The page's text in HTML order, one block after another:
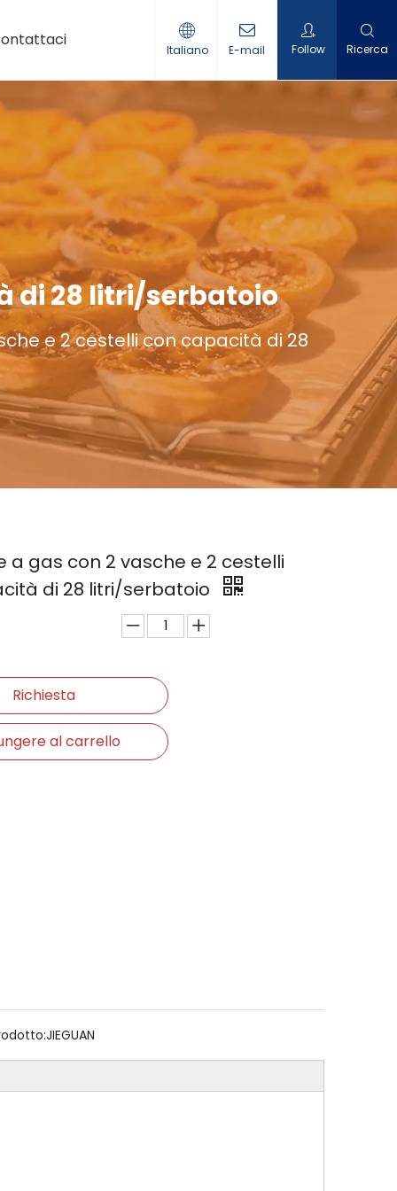
Italiano E-mail Follow Ricerca
di 28 litri/serbatoio
e 2 cestelli con capacità di 28
a gas con 2 vasche e 2 cestelli
di 28 litri/serbatoio
Richiesta
al carrello
JIEGUAN